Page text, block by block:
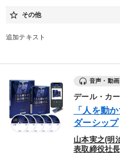
star_border その他
追加テキスト
音声・動画
デール・カ
「人を動
ダーシップ
山本実之(明
表取締役社